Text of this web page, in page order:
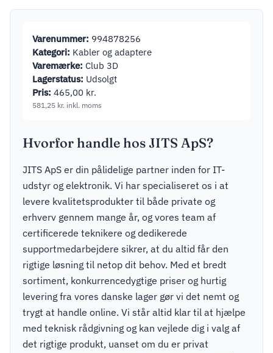
Varenummer: 994878256
Kategori: Kabler og adaptere
Varemærke: Club 3D
Lagerstatus: Udsolgt
Pris: 465,00 kr.
581,25 kr. inkl. moms
Hvorfor handle hos JITS ApS?
JITS ApS er din pålidelige partner inden for IT-
udstyr og elektronik. Vi har specialiseret os i at
levere kvalitetsprodukter til både private og
erhverv gennem mange år, og vores team af
certificerede teknikere og dedikerede
supportmedarbejdere sikrer, at du altid får den
rigtige løsning til netop dit behov. Med et bredt
sortiment, konkurrencedygtige priser og hurtig
levering fra vores danske lager gør vi det nemt og
trygt at handle online. Vi står altid klar til at hjælpe
med teknisk rådgivning og kan vejlede dig i valg af
det rigtige produkt, uanset om du er privat